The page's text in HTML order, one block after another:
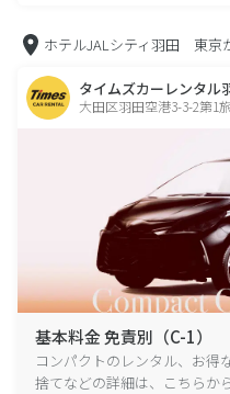
ホテルJALシティ羽田 東京
タイムズカーレンタル
大田区羽田空港3-3-2第1
基本料金 免責別（C-1）
コンパクトのレンタル、お得
捨てなどの詳細は、こちらか